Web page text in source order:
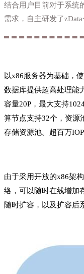
结合用户目前对于系统
需求，自主研发了zData
以x86服务器为基础，
数据库提供超高处理能
容量20P，最大支持
算节点支持32个，资源
存储资源池。超百万
由于采用开放的x86架
络，可以随时在线增加
随时扩容，以及扩容后